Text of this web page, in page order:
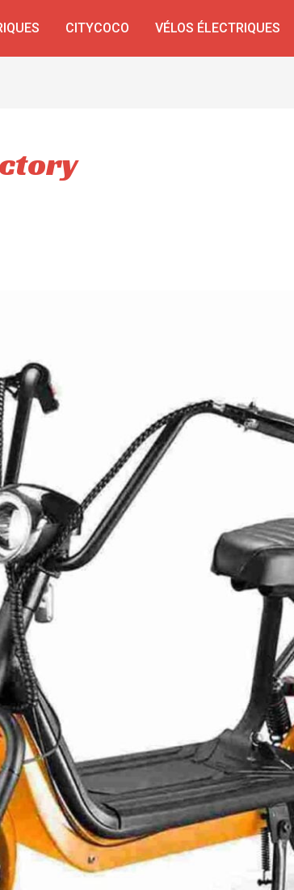
CITYCOCO VÉLOS ÉLECTRIQUES